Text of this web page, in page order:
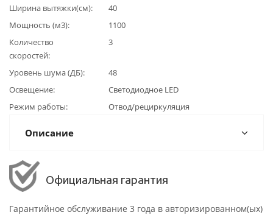
Ширина вытяжки(см)
40
Мощность (м3)
1100
Количество
скоростей
3
Уровень шума (ДБ)
48
Освещение
Светодиодное LED
Режим работы
Отвод/рециркуляция
Описание
Официальная гарантия
Гарантийное обслуживание 3 года в авторизированном(ых)